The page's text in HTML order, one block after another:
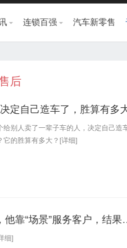
连锁百强 汽车新零售
后
定自己造车了，胜算有多
给别人卖了一辈子车的人，决定自己造
它的胜算有多大？ [详细]
他靠“场景”服务客户，结
细]